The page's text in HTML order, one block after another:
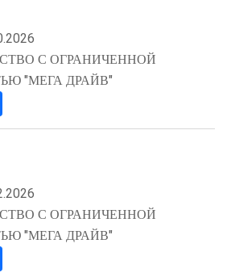
С ОГРАНИЧЕННОЙ
"МЕГА ДРАЙВ"
С ОГРАНИЧЕННОЙ
"МЕГА ДРАЙВ"